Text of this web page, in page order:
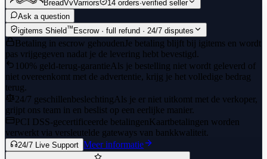
BreadVvVarriors 14 orders·verified seller
Ask a question
igitems Shield™ Escrow · full refund · 24/7 disputes
Betaling in escrow gehouden Je betaling blijft bij igitems en wordt
pas vrijgegeven nadat je de levering hebt bevestigd.
100% geld-terug-garantieAls je bestelling niet wordt geleverd of
niet overeenkomt met de advertentie, krijg je het volledige bedrag
terug.
24/7 geschillenbeslechtingAls je er niet uitkomt met de verkoper,
grijpt ons team in en beslist op een eerlijke manier.
PCI DSS-gecertificeerde betalingenKaartbetalingen worden
verwerkt via versleutelde gateways van bankkwaliteit.
24/7 Live Support Meer informatie